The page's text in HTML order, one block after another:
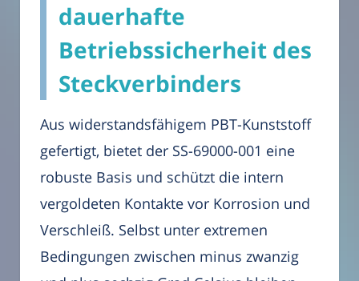
dauerhafte
Betriebssicherheit des
Steckverbinders
Aus widerstandsfähigem PBT-Kunststoff
gefertigt, bietet der SS-69000-001 eine
robuste Basis und schützt die intern
vergoldeten Kontakte vor Korrosion und
Verschleiß. Selbst unter extremen
Bedingungen zwischen minus zwanzig